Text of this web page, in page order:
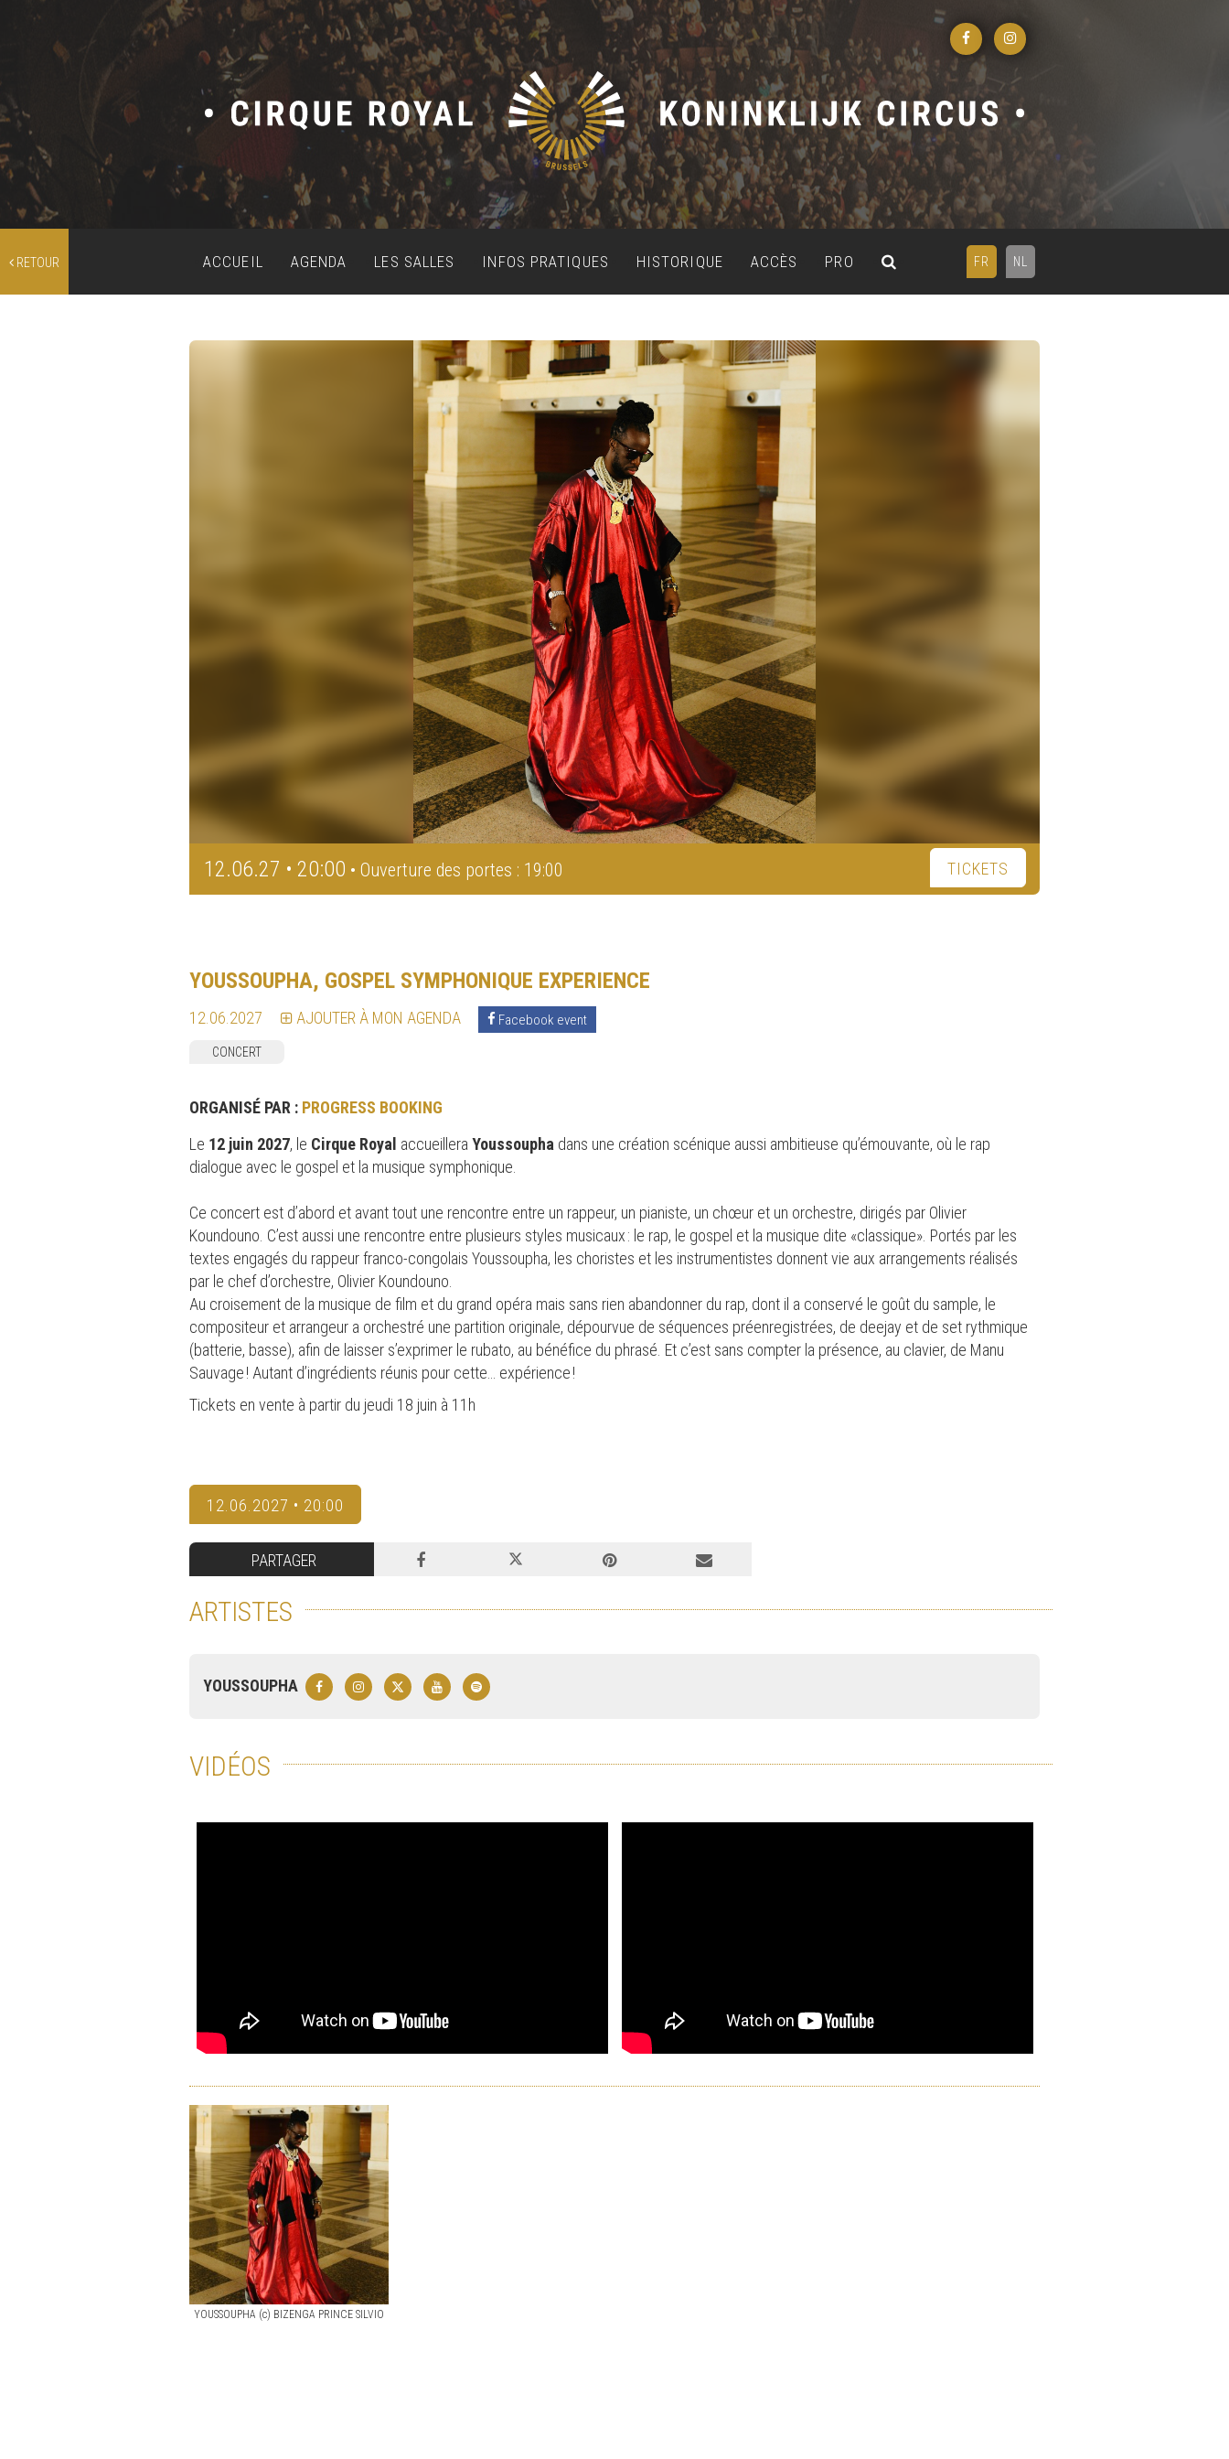
RETOUR FR NL
ACCUEIL AGENDA LES SALLES INFOS PRATIQUES HISTORIQUE ACCÈS PRO
12.06.27 • 20:00 • Ouverture des portes : 19:00 TICKETS
YOUSSOUPHA, GOSPEL SYMPHONIQUE EXPERIENCE
12.06.2027 AJOUTER À MON AGENDA Facebook event
CONCERT
ORGANISÉ PAR : PROGRESS BOOKING
Le 12 juin 2027, le Cirque Royal accueillera Youssoupha dans une création scénique aussi ambitieuse qu’émouvante, où le rap
dialogue avec le gospel et la musique symphonique.
Ce concert est d’abord et avant tout une rencontre entre un rappeur, un pianiste, un chœur et un orchestre, dirigés par Olivier
Koundouno. C’est aussi une rencontre entre plusieurs styles musicaux : le rap, le gospel et la musique dite «classique». Portés par les
textes engagés du rappeur franco-congolais Youssoupha, les choristes et les instrumentistes donnent vie aux arrangements réalisés
par le chef d’orchestre, Olivier Koundouno.
Au croisement de la musique de film et du grand opéra mais sans rien abandonner du rap, dont il a conservé le goût du sample, le
compositeur et arrangeur a orchestré une partition originale, dépourvue de séquences préenregistrées, de deejay et de set rythmique
(batterie, basse), afin de laisser s’exprimer le rubato, au bénéfice du phrasé. Et c’est sans compter la présence, au clavier, de Manu
Sauvage ! Autant d’ingrédients réunis pour cette… expérience !
Tickets en vente à partir du jeudi 18 juin à 11h
12.06.2027 • 20:00
PARTAGER
ARTISTES
YOUSSOUPHA
VIDÉOS
YOUSSOUPHA (c) BIZENGA PRINCE SILVIO